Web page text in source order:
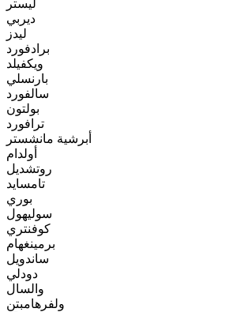
ليستر
ديربي
ليدز
برادفورد
ويكفيلد
بارنسلي
سالفورد
بولتون
ترافورد
أبرشية مانشستر
أولدام
روتشديل
تامسايد
بوري
سوليهول
كوفنتري
برمينغهام
ساندويل
دودلي
والسال
ولفرهامبتن